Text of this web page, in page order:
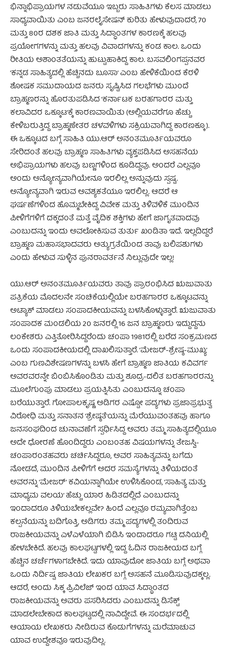
ಭಿನ್ನಾಭಿಪ್ರಾಯಗಳ ನಡುವೆಯೂ ಇಬ್ಬರು ಸಾಹಿತಿಗಳು ಕೆಲಸ ಮಾಡಲು
ಸಾಧ್ಯವಾಯಿತು ಎಂಬ ಜನರಲೈಸೇಷನ್ ಕುರಿತು ಹೇಳುವುದಾದರೆ, 70
ಮತ್ತು 80ರ ದಶಕ ಜಾತಿ ಮತ್ತು ಸಿದ್ಧಾಂತಗಳ ಕಾರಣಕ್ಕೆ ಹಲವು
ಪ್ರಯೋಗಗಳನ್ನು ಮತ್ತು ಹಲವು ವಿವಾದಗಳನ್ನು ಕಂಡ ಕಾಲ. ಒಂದು
ರೀತಿಯ ಅಶಾಂತತೆಯನ್ನು ಹುಟ್ಟುಹಾಕಿದ್ದ ಕಾಲ. ಬಸವಲಿಂಗಪ್ಪನವರ
’ಕನ್ನಡ ಸಾಹಿತ್ಯದಲ್ಲಿ ಹೆಚ್ಚಿನದು ಬೂಸಾ’ ಎಂಬ ಹೇಳಿಕೆಯಿಂದ ಕೆರಳಿ
ಶೋಷಕ ಸಮುದಾಯದ ಜನರು ಸೃಷ್ಟಿಸಿದ ಗಲಭೆಗಳು ಮುಂದೆ
ಬ್ರಾಹ್ಮಣರನ್ನು ಹೊರತುಪಡಿಸಿದ ’ಕರ್ನಾಟಕ ಬರಹಗಾರರ ಮತ್ತು
ಕಲಾವಿದರ ಒಕ್ಕೂಟ’ಕ್ಕೆ ಕಾರಣವಾಯಿತು (ಅಲ್ಲಿಯವರೆಗೂ ಹೆಚ್ಚು
ಕೇಳಿಬರುತ್ತಿದ್ದ ಬ್ರಾಹ್ಮಣೇತರ ಚಳವಳಿಗಳು ಸಕ್ರಿಯವಾಗಿದ್ದ ಕಾರಣಕ್ಕೂ).
ಈ ಒಕ್ಕೂಟದ ಬಗ್ಗೆ ಸಾಹಿತಿ ಯು.ಆರ್ ಅನಂತಮೂರ್ತಿಯವರೂ
ಸೇರಿದಂತೆ ಹಲವು ಬ್ರಾಹ್ಮಣ ಸಾಹಿತಿಗಳು ವ್ಯಕ್ತಪಡಿಸಿದ ಅಸಹನೆಯ
ಅಭಿಪ್ರಾಯಗಳು ಹಲವು ಬಣ್ಣಗಳಿಂದ ಕೂಡಿದ್ದವು. ಅಂದರೆ ಎಲ್ಲವೂ
ಅಂದು ಅನ್ಯೋನ್ಯವಾಗಿಯೇನೂ ಇರಲಿಲ್ಲ ಅನ್ನುವುದು ಸ್ಪಷ್ಟ.
ಅನ್ಯೋನ್ಯವಾಗಿ ಇರುವ ಅವಶ್ಯಕತೆಯೂ ಇರಲಿಲ್ಲ. ಆದರೆ ಆ
ಘರ್ಷಣೆಗಳಿಂದ ಹೊಮ್ಮಬೇಕಿದ್ದ ವಿವೇಕ ಮತ್ತು ತಿಳಿವಳಿಕೆ ಮುಂದಿನ
ಪೀಳಿಗೆಗಳಿಗೆ ದಕ್ಕದಂತೆ ಮತ್ತೆ ವೈದಿಕ ಶಕ್ತಿಗಳು ಹೇಗೆ ಜಾಗೃತವಾದವು
ಎಂಬುದನ್ನು ಇಂದು ಅವಲೋಕಿಸುವ ತುರ್ತು ಖಂಡಿತಾ ಇದೆ. ಇಲ್ಲದಿದ್ದರೆ
ಬ್ರಾಹ್ಮಣ ಮಹಾಸಭಾದವರು ಅತ್ಯುಗ್ರತೆಯಿಂದ ತಾವು ಬಲಿಪಶುಗಳು
ಎಂದು ಹೇಳುವ ಸುಳ್ಳಿನ ಪುನರಾವರ್ತನೆ ನಿಲ್ಲುವುದೇ ಇಲ್ಲ!
ಯು.ಆರ್ ಅನಂತಮೂರ್ತಿಯವರು ತಾವು ಪ್ರಾರಂಭಿಸಿದ ಋಜುವಾತು
ಪತ್ರಿಕೆಯ ಮೊದಲನೇ ಸಂಚಿಕೆಯಲ್ಲಿಯೇ ಬರಹಗಾರರ ಒಕ್ಕೂಟವನ್ನು
ಅಟ್ಯಾಕ್ ಮಾಡಲು ಸಂಪಾದಕೀಯವನ್ನು ಬಳಸಿಕೊಳ್ಳುತ್ತಾರೆ. ಋಜುವಾತು
ಸಂಪಾದಕ ಮಂಡಲಿಯ 20 ಜನರಲ್ಲಿ 16 ಜನ ಬ್ರಾಹ್ಮಣರು ಇದ್ದುದ್ದನು
ಲಂಕೇಶರು ಎತ್ತಿತೋರಿಸಿದ್ದರೆಂದು ಚಂಪಾ 1981ರಲ್ಲಿ ಬರೆದ ಸಂಕ್ರಮಣದ
ಒಂದು ಸಂಪಾದಕೀಯದಲ್ಲಿ ದಾಖಲಿಸುತ್ತಾರೆ. ’ಮೇಜರ್-ಶ್ರೇಷ್ಠ-ಮುಖ್ಯ’
ಎಂಬ ಗುಣವಿಶೇಷಣಗಳನ್ನು ಬಳಸಿ ಹೇಗೆ ಬ್ರಾಹ್ಮಣ ಜಾತಿಯ ಕವಿವರ್ಗ
ಅವರವರನ್ನೇ ಬಿಂಬಿಸಿಕೊಂಡಿತು ಮತ್ತು ಶೂದ್ರ-ದಲಿತ ಬರಹಗಾರರನ್ನು
ಮೂಲೆಗುಂಪು ಮಾಡಲು ಪ್ರಯತ್ನಿಸಿತು ಎಂಬುದನ್ನೂ ಚಂಪಾ
ಬರೆಯುತ್ತಾರೆ. ಗೋಪಾಲಕೃಷ್ಣ ಅಡಿಗರ ಎಷ್ಟೋ ಪದ್ಯಗಳು ಪ್ರಜಾಪ್ರಭುತ್ವ
ವಿರೋಧಿ ಮತ್ತು ಸನಾತನ ’ಶ್ರೇಷ್ಠತೆ’ಯನ್ನು ಮೆರೆಯುವಂತಹವು ಹಾಗೂ
ಜನಸಂಘದಿಂದ ಚುನಾವಣೆಗೆ ಸ್ಪರ್ಧಿಸಿದ್ದ ಅವರು ತಮ್ಮ ಸಾಹಿತ್ಯದಲ್ಲಿಯೂ
ಅದೇ ಧೋರಣೆ ಹೊಂದಿದ್ದರು ಎಂಬಂತಹ ವಿಷಯಗಳನ್ನು ತೇಜಸ್ವಿ-
ಚಂಪಾರಂತಹವರು ಚರ್ಚಿಸಿದ್ದರೂ, ಅವರ ಸಾಹಿತ್ಯವನ್ನು ಬಗೆದು
ನೋಡದೆ, ಮುಂದಿನ ಪೀಳಿಗೆಗೆ ಅದರ ಸಮಸ್ಯೆಗಳನ್ನು ತಿಳಿಯದಂತೆ
ಅವರನ್ನು ’ಮೇಜರ್’ ಕವಿಯನ್ನಾಗಿಯೇ ಉಳಿಸಿಕೊಂಡ, ’ಸಾಹಿತ್ಯ ಮತ್ತು
ಮಾಧ್ಯಮ ವಲಯ’ ಹೆಚ್ಚು ಯಾರ ಹಿಡಿತದಲ್ಲಿದೆ ಎಂಬುದನ್ನು
ಇಂದಾದರೂ ತಿಳಿಯಬೇಕಲ್ಲವೇ? ಹಿಂದೆ ಎಲ್ಲವೂ ರಮ್ಯವಾಗಿತ್ತೆಂಬ
ಕಲ್ಪನೆಯನ್ನು ಬದಿಗೊತ್ತಿ, ಅಡಿಗರು ತಮ್ಮ ಪದ್ಯಗಳಲ್ಲಿ ತಂದಿರುವ
ರಾಜಕೀಯವನ್ನು ಎಳೆಎಳೆಯಾಗಿ ಬಿಡಿಸಿ ಇಂದಾದರೂ ಗಟ್ಟಿ ದನಿಯಲ್ಲಿ
ಹೇಳಬೇಕಿದೆ. ಹಲವು ಕಾಲಘಟ್ಟಗಳಲ್ಲಿ ಇದ್ದ ಓದಿನ ರಾಜಕೀಯದ ಬಗ್ಗೆ
ಹೆಚ್ಚಿನ ಚರ್ಚೆಗಳಾಗಬೇಕಿದೆ. ಇದು ಯಾವುದೋ ಜಾತಿಯ ಬಗ್ಗೆ ಅಥವಾ
ಒಂದು ನಿರ್ದಿಷ್ಟ ಜಾತಿಯ ಲೇಖಕರ ಬಗ್ಗೆ ಅಸಹನೆ ಮೂಡಿಸುವುದಕ್ಕಲ್ಲ.
ಆದರೆ, ಅಂದು ಸಿಕ್ಕ ಪ್ರಿವಿಲೆಜ್ ಇಂದ ಯಾವ ಸಿದ್ಧಾಂತದ
ರಾಜಕೀಯವನ್ನು ಅವರು ಪಸರಿಸಿದರು ಎಂಬುದನ್ನು ಡಿಸೆಕ್ಟ್
ಮಾಡಲೇಬೇಕಾದ ಕಾಲಘಟ್ಟದಲ್ಲಿ ನಾವಿದ್ದೇವೆ. ಈ ಸಂದರ್ಭದಲ್ಲಿ
ಆಯಾಯ ಲೇಖಕರು ನೀಡಿರುವ ಕೊಡುಗೆಗಳನ್ನು ಮರೆಮಾಚುವ
ಯಾವ ಉದ್ದೇಶವೂ ಇರುವುದಿಲ್ಲ.